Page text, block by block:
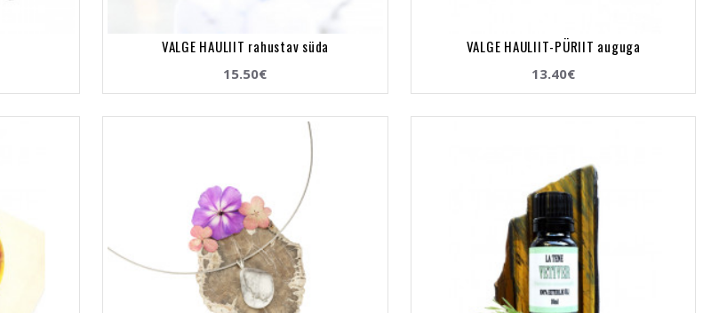
VALGE HAULIIT rahustav süda
15.50€
VALGE HAULIIT-PÜRIIT auguga
13.40€